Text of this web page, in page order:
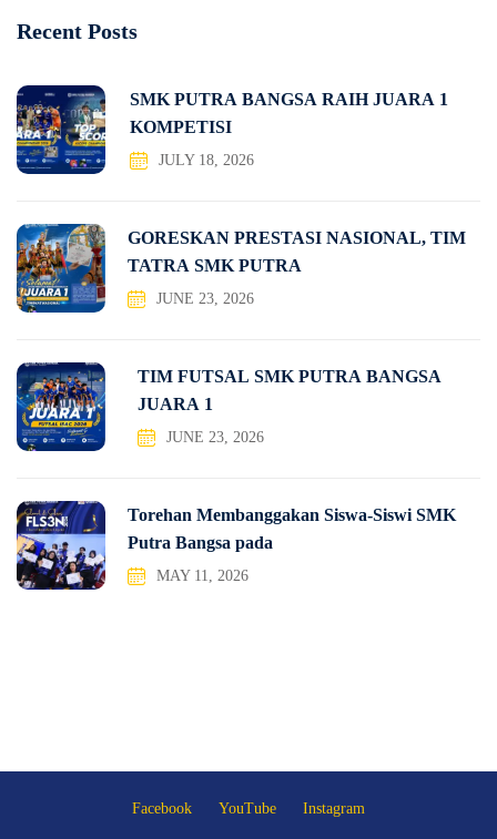
Recent Posts
SMK PUTRA BANGSA RAIH JUARA 1
KOMPETISI
JULY 18, 2026
GORESKAN PRESTASI NASIONAL, TIM
TATRA SMK PUTRA
JUNE 23, 2026
TIM FUTSAL SMK PUTRA BANGSA
JUARA 1
JUNE 23, 2026
Torehan Membanggakan Siswa-Siswi SMK
Putra Bangsa pada
MAY 11, 2026
Facebook YouTube Instagram